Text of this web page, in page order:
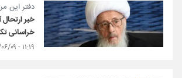
دفتر این
خبر
خراسانی
۱۱:۱۹ - ۱۴۰۴/۰۶/۰۹